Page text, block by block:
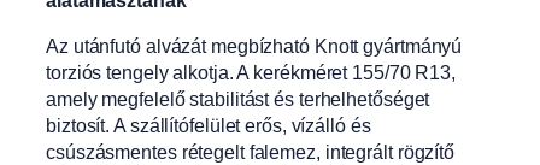
Az utánfutó alvázát megbízható Knott gyártmányú
torziós tengely alkotja. A kerékméret 155/70 R13,
amely megfelelő stabilitást és terhelhetőséget
biztosít. A szállítófelület erős, vízálló és
csúszásmentes rétegelt falemez, integrált rögzítő